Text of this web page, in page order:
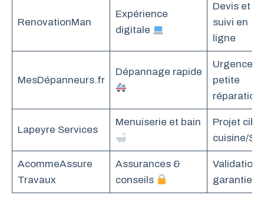
RenovationMan
Expérience
digitale
Devis et
suivi en
ligne
MesDépanneurs.fr
Dépannage rapide
Urgence,
petite
réparation
Lapeyre Services
Menuiserie et bain
Projet ciblé
cuisine/
AcommeAssure
Travaux
Assurances &
conseils
Validation
garanties